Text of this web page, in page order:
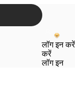
लॉग इन
करें
लॉग इन